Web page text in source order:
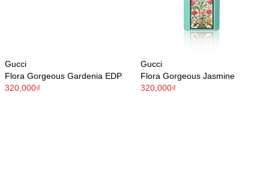
Gucci
Flora Gorgeous Gardenia EDP
320,000₫
Gucci
Flora Gorgeous Jasmine
320,000₫